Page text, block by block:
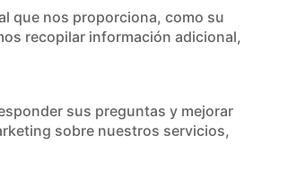
que nos proporciona, como su
recopilar información adicional,
sus preguntas y mejorar
sobre nuestros servicios,